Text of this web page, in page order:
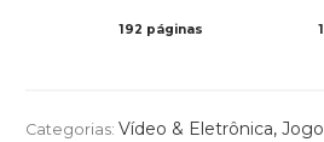
192 páginas
Categorias: Vídeo & Eletrônica,